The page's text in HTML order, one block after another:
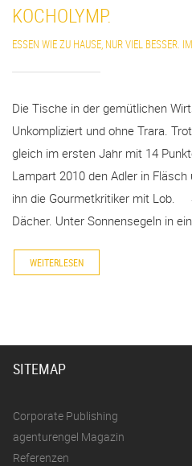
KOCHOLYMP.
ESSEN WIE ZU HAUSE, NUR VIEL BESSER.
Die Tische in der gemütlichen
Unkompliziert und ohne Trara.
gleich im ersten Jahr mit 14
Lampart 2010 den Adler in
ihn die Gourmetkritiker mit Lob.
Dächer. Unter Sonnensegeln in
WEITERLESEN
SITEMAP
Corporate Publishing
agenturengel Magazin
Referenzen